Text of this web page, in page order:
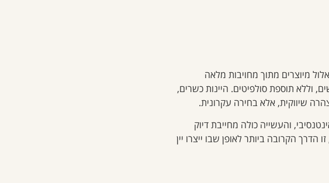
מיוצרים מתוך מחויבות מלאה
וללא תוספת סולפיטים. היינות כשרים,
שיווקית, אלא בחירה עקרונית.
והעשייה כולה מחייבת דיוק
הקרובה ביותר לאופן שבו ייצרו יין